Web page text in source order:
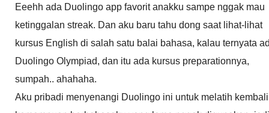
Eeehh ada Duolingo app favorit anakku sampe nggak mau
ketinggalan streak. Dan aku baru tahu dong saat lihat-lihat
kursus English di salah satu balai bahasa, kalau ternyata
Duolingo Olympiad, dan itu ada kursus preparationnya,
sumpah.. ahahaha.
Aku pribadi menyenangi Duolingo ini untuk melatih kembali